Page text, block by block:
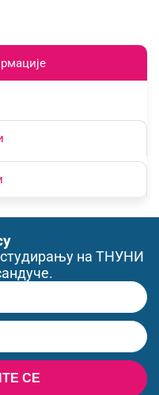
студирању на ТНУНИ
СЕ